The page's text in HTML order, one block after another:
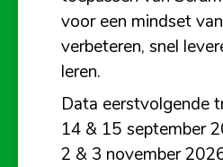
voor een mindset
verbeteren, snel
leren.
Data eerstvolgende
14 & 15 september
2 & 3 november